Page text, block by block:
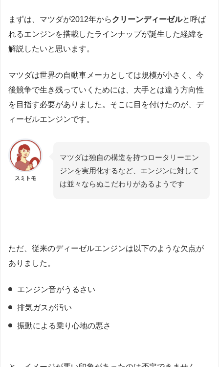
まずは、マツダが2012年からクリーンディーゼルと呼ば
れるエンジンを搭載したラインナップが誕生した経緯を
解説したいと思います。
マツダは世界の自動車メーカとしては規模が小さく、今
後競争で生き残っていくためには、大手とは違う方向性
を目指す必要がありました。そこに目を付けたのが、デ
ィーゼルエンジンです。
スミトモ
マツダは独自の構造を持つロータリーエン
ジンを実用化するなど、エンジンに対して
は並々ならぬこだわりがあるようです
ただ、従来のディーゼルエンジンは以下のような欠点が
ありました。
エンジン音がうるさい
排気ガスが汚い
振動による乗り心地の悪さ